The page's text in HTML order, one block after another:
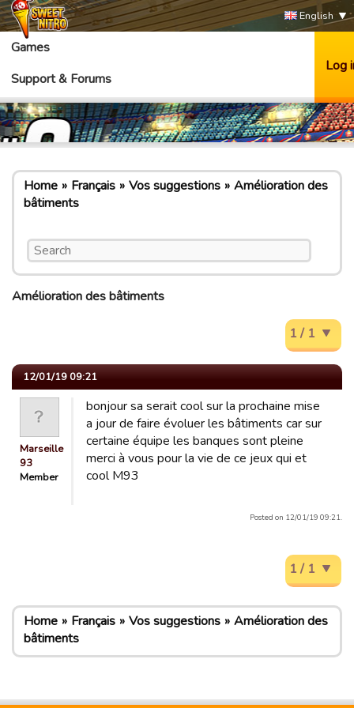
English
Games
Support & Forums
Log
Home Français Vos suggestions
Amélioration des
bâtiments
Amélioration des bâtiments
1 / 1
12/01/19 09:21
Marseille
93
Member
bonjour sa serait cool sur la prochaine mise
a jour de faire évoluer les bâtiments car sur
certaine équipe les banques sont pleine
merci à vous pour la vie de ce jeux qui et
cool M93
Posted on 12/01/19 09:21.
1 / 1
Home Français Vos suggestions
Amélioration des
bâtiments